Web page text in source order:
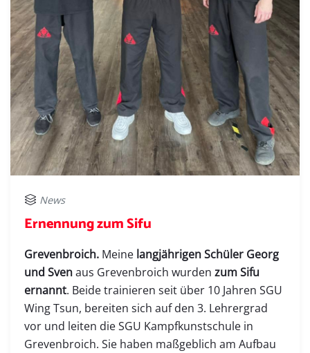
News
Ernennung zum Sifu
Grevenbroich. Meine langjährigen Schüler Georg
und Svenaus Grevenbroich wurden zum Sifu
ernannt. Beide trainieren seit über 10 Jahren SGU
Wing Tsun, bereiten sich auf den 3. Lehrergrad
vor und leiten die SGU Kampfkunstschule in
Grevenbroich. Sie haben maßgeblich am Aufbau